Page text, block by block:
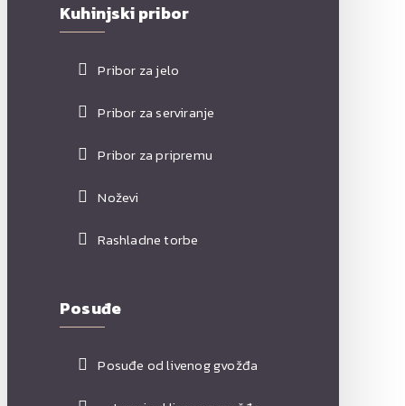
Kuhinjski pribor
Pribor za jelo
Pribor za serviranje
Pribor za pripremu
Noževi
Rashladne torbe
Posuđe
Posuđe od livenog gvožđa